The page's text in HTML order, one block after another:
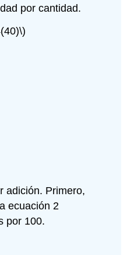
por cantidad.
adición. Primero,
ecuación 2
por 100.